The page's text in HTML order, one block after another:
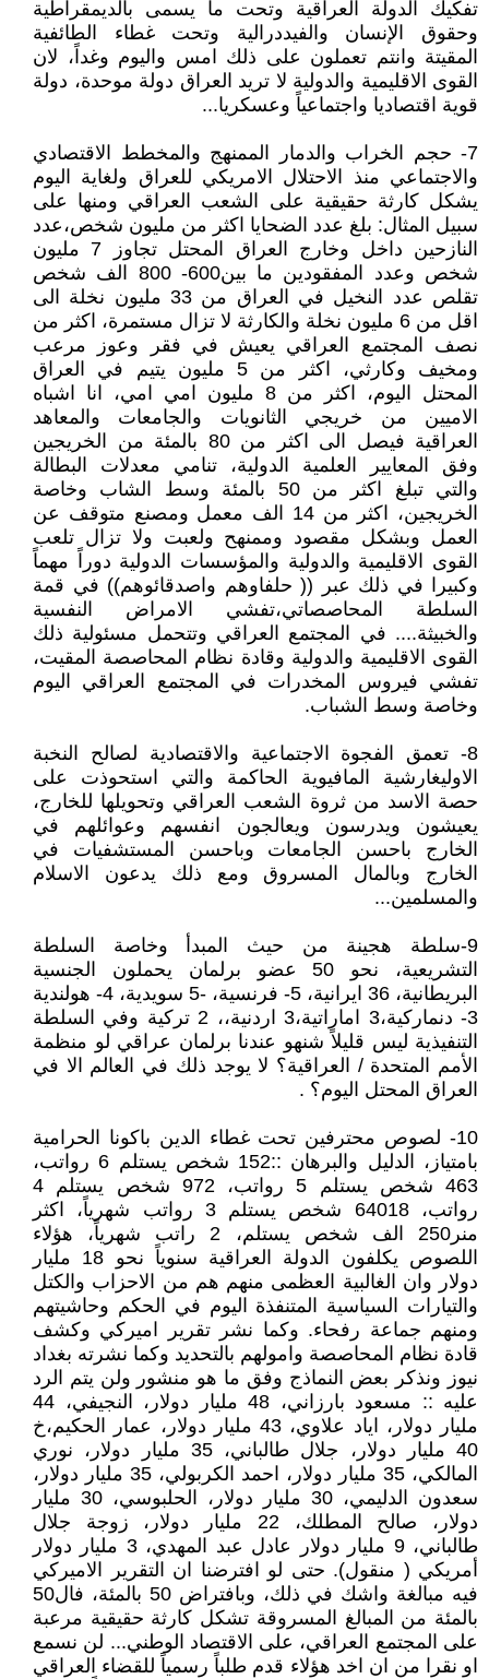
تفكيك الدولة العراقية وتحت ما يسمى بالديمقراطية
وحقوق الإنسان والفيددرالية وتحت غطاء الطائفية
المقيتة وانتم تعملون على ذلك امس واليوم وغداً، لان
القوى الاقليمية والدولية لا تريد العراق دولة موحدة، دولة
قوية اقتصاديا واجتماعياً وعسكريا...
7- حجم الخراب والدمار الممنهج والمخطط الاقتصادي
والاجتماعي منذ الاحتلال الامريكي للعراق ولغاية اليوم
يشكل كارثة حقيقية على الشعب العراقي ومنها على
سبيل المثال: بلغ عدد الضحايا اكثر من مليون شخص،عدد
النازحين داخل وخارج العراق المحتل تجاوز 7 مليون
شخص وعدد المفقودين ما بين600- 800 الف شخص
تقلص عدد النخيل في العراق من 33 مليون نخلة الى
اقل من 6 مليون نخلة والكارثة لا تزال مستمرة، اكثر من
نصف المجتمع العراقي يعيش في فقر وعوز مرعب
ومخيف وكارثي، اكثر من 5 مليون يتيم في العراق
المحتل اليوم، اكثر من 8 مليون امي امي، انا اشباه
الاميين من خريجي الثانويات والجامعات والمعاهد
العراقية فيصل الى اكثر من 80 بالمئة من الخريجين
وفق المعايير العلمية الدولية، تنامي معدلات البطالة
والتي تبلغ اكثر من 50 بالمئة وسط الشاب وخاصة
الخريجين، اكثر من 14 الف معمل ومصنع متوقف عن
العمل وبشكل مقصود وممنهح ولعبت ولا تزال تلعب
القوى الاقليمية والدولية والمؤسسات الدولية دوراً مهماً
وكبيرا في ذلك عبر (( حلفاوهم واصدقائوهم)) في قمة
السلطة المحاصصاتي،تفشي الامراض النفسية
والخبيثة.... في المجتمع العراقي وتتحمل مسئولية ذلك
القوى الاقليمية والدولية وقادة نظام المحاصصة المقيت،
تفشي فيروس المخدرات في المجتمع العراقي اليوم
وخاصة وسط الشباب.
8- تعمق الفجوة الاجتماعية والاقتصادية لصالح النخبة
الاوليغارشية المافيوية الحاكمة والتي استحوذت على
حصة الاسد من ثروة الشعب العراقي وتحويلها للخارج،
يعيشون ويدرسون ويعالجون انفسهم وعوائلهم في
الخارج باحسن الجامعات وباحسن المستشفيات في
الخارج وبالمال المسروق ومع ذلك يدعون الاسلام
والمسلمين...
9-سلطة هجينة من حيث المبدأ وخاصة السلطة
التشريعية، نحو 50 عضو برلمان يحملون الجنسية
البريطانية، 36 ايرانية، 5- فرنسية، -5 سويدية، 4- هولندية
3- دنماركية،3 اماراتية،3 اردنية،، 2 تركية وفي السلطة
التنفيذية ليس قليلاً شنهو عندنا برلمان عراقي لو منظمة
الأمم المتحدة / العراقية؟ لا يوجد ذلك في العالم الا في
العراق المحتل اليوم؟ .
10- لصوص محترفين تحت غطاء الدين باكونا الحرامية
بامتياز، الدليل والبرهان ::152 شخص يستلم 6 رواتب،
463 شخص يستلم 5 رواتب، 972 شخص يستلم 4
رواتب، 64018 شخص يستلم 3 رواتب شهرياً، اكثر
منر250 الف شخص يستلم، 2 راتب شهرياً، هؤلاء
اللصوص يكلفون الدولة العراقية سنوياً نحو 18 مليار
دولار وان الغالبية العظمى منهم هم من الاحزاب والكتل
والتيارات السياسية المتنفذة اليوم في الحكم وحاشيتهم
ومنهم جماعة رفحاء. وكما نشر تقرير اميركي وكشف
قادة نظام المحاصصة وامولهم بالتحديد وكما نشرته بغداد
نيوز ونذكر بعض النماذج وفق ما هو منشور ولن يتم الرد
عليه :: مسعود بارزاني، 48 مليار دولار، النجيفي، 44
مليار دولار، اياد علاوي، 43 مليار دولار، عمار الحكيم،خ
40 مليار دولار، جلال طالباني، 35 مليار دولار، نوري
المالكي، 35 مليار دولار، احمد الكربولي، 35 مليار دولار،
سعدون الدليمي، 30 مليار دولار، الحلبوسي، 30 مليار
دولار، صالح المطلك، 22 مليار دولار، زوجة جلال
طالباني، 9 مليار دولار عادل عبد المهدي، 3 مليار دولار
أمريكي ( منقول). حتى لو افترضنا ان التقرير الاميركي
فيه مبالغة واشك في ذلك، وبافتراض 50 بالمئة، فال50
بالمئة من المبالغ المسروقة تشكل كارثة حقيقية مرعبة
على المجتمع العراقي، على الاقتصاد الوطني... لن نسمع
او نقرا من ان اخد هؤلاء قدم طلباً رسمياً للقضاء العراقي